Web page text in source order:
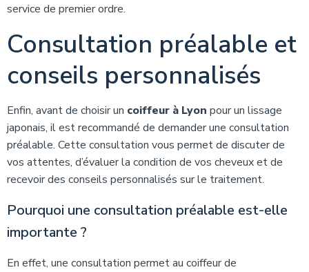
service de premier ordre.
Consultation préalable et
conseils personnalisés
Enfin, avant de choisir un coiffeur à Lyon pour un lissage
japonais, il est recommandé de demander une consultation
préalable. Cette consultation vous permet de discuter de
vos attentes, d’évaluer la condition de vos cheveux et de
recevoir des conseils personnalisés sur le traitement.
Pourquoi une consultation préalable est-elle
importante ?
En effet, une consultation permet au coiffeur de